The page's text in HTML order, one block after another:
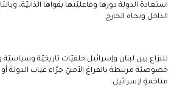
استعادة الدولة دورها وفاعليّتها بقواها الذاتيّة،
الداخل وتجاه الخارج.
للنزاع بين لبنان وإسرائيل خلفيّات تاريخيّة
خصوصيّة مرتبطة بالفراغ الأمنيّ جرّاء غياب الدولة
متاخمةٍ لإسرائيل.